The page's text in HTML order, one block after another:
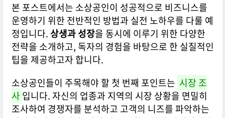
본 포스트에서는 소상공인이 성공적으로 비즈니스를
운영하기 위한 전반적인 방법과 실전 노하우를 다룰 예
정입니다.상생과 성장을 동시에 이루기 위한 다양한
전략을 소개하고, 독자의 경험을 바탕으로 한 실질적인
팁을 제공하고자 합니다.
소상공인들이 주목해야 할 첫 번째 포인트는 시장 조
사 입니다. 자신의 업종과 지역의 시장 상황을 면밀히
조사하여 경쟁자를 분석하고 고객의 니즈를 파악하는